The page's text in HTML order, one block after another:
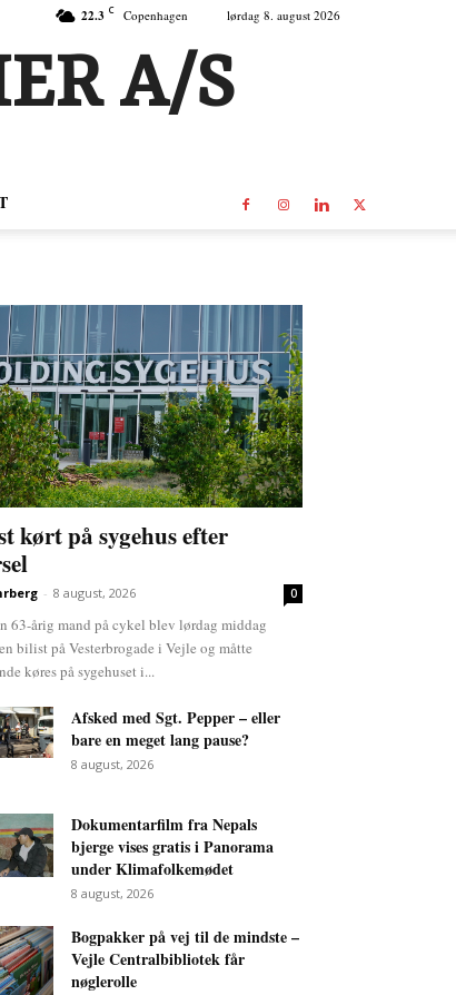
22.3 C Copenhagen lørdag 8. august 2026
A/S
kørt på sygehus efter
- 8 august, 2026 0
63-årig mand på cykel blev lørdag middag
bilist på Vesterbrogade i Vejle og måtte
køres på sygehuset i...
Afsked med Sgt. Pepper – eller
bare en meget lang pause?
8 august, 2026
Dokumentarfilm fra Nepals
bjerge vises gratis i Panorama
under Klimafolkemødet
8 august, 2026
Bogpakker på vej til de mindste –
Vejle Centralbibliotek får
nøglerolle